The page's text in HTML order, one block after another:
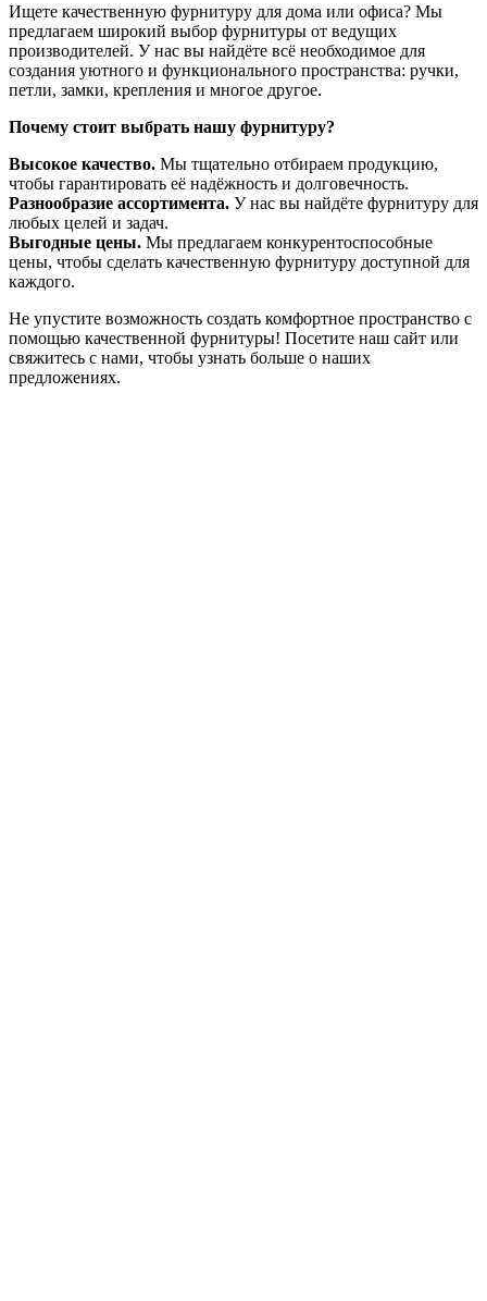
Ищете качественную фурнитуру для дома или офиса? Мы
предлагаем широкий выбор фурнитуры от ведущих
производителей. У нас вы найдёте всё необходимое для
создания уютного и функционального пространства: ручки,
петли, замки, крепления и многое другое.
Почему стоит выбрать нашу фурнитуру?
Высокое качество. Мы тщательно отбираем продукцию,
чтобы гарантировать её надёжность и долговечность.
Разнообразие ассортимента. У нас вы найдёте фурнитуру для
любых целей и задач.
Выгодные цены. Мы предлагаем конкурентоспособные
цены, чтобы сделать качественную фурнитуру доступной для
каждого.
Не упустите возможность создать комфортное пространство с
помощью качественной фурнитуры! Посетите наш сайт или
свяжитесь с нами, чтобы узнать больше о наших
предложениях.